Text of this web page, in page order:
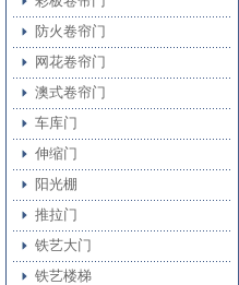
防火卷帘门
网花卷帘门
澳式卷帘门
车库门
伸缩门
阳光棚
推拉门
铁艺大门
铁艺楼梯